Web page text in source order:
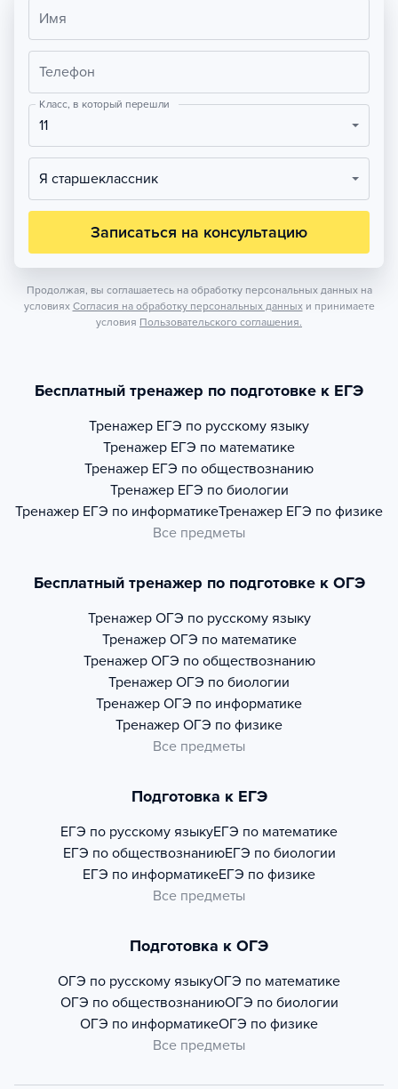
Имя
Телефон
Класс, в который перешли
11
Я старшеклассник
Записаться на консультацию
Продолжая, вы соглашаетесь на обработку персональных данных на
условиях Согласия на обработку персональных данных и принимаете
условия Пользовательского соглашения.
Бесплатный тренажер по подготовке к ЕГЭ
Тренажер ЕГЭ по русскому языку
Тренажер ЕГЭ по математике
Тренажер ЕГЭ по обществознанию
Тренажер ЕГЭ по биологии
Тренажер ЕГЭ по информатикеТренажер ЕГЭ по физике
Все предметы
Бесплатный тренажер по подготовке к ОГЭ
Тренажер ОГЭ по русскому языку
Тренажер ОГЭ по математике
Тренажер ОГЭ по обществознанию
Тренажер ОГЭ по биологии
Тренажер ОГЭ по информатике
Тренажер ОГЭ по физике
Все предметы
Подготовка к ЕГЭ
ЕГЭ по русскому языкуЕГЭ по математике
ЕГЭ по обществознаниюЕГЭ по биологии
ЕГЭ по информатикеЕГЭ по физике
Все предметы
Подготовка к ОГЭ
ОГЭ по русскому языкуОГЭ по математике
ОГЭ по обществознаниюОГЭ по биологии
ОГЭ по информатикеОГЭ по физике
Все предметы